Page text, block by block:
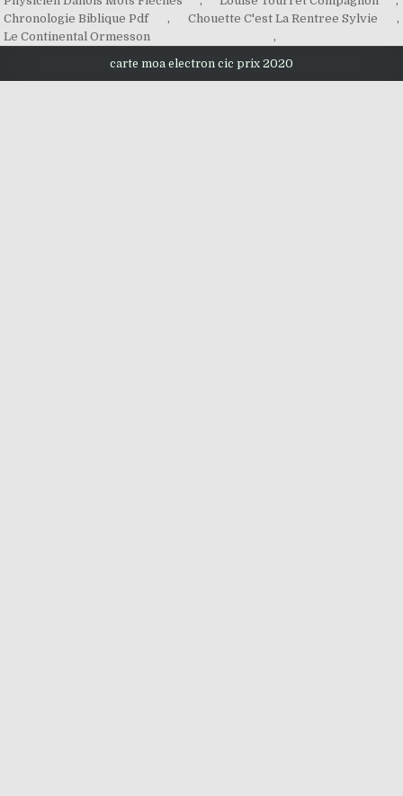
Chronologie Biblique Pdf
, Chouette C'est La Rentree Sylvie
,
Le Continental Ormesson
,
carte moa electron cic prix 2020